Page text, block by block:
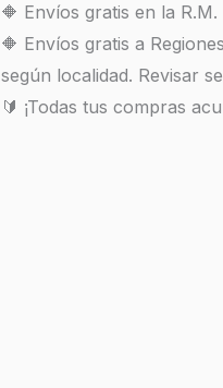
🔶 Envíos gratis en la
🔶 Envíos gratis a
según localidad. Revisar
🔰 ¡Todas tus compras